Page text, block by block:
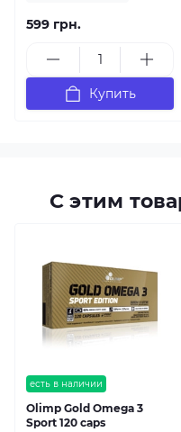
599 грн.
Купить
С этим
есть в наличии
Olimp Gold Omega 3
Sport 120 caps